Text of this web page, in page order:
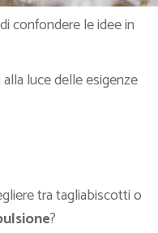
confondere le idee in
luce delle esigenze
tra tagliabiscotti o
?